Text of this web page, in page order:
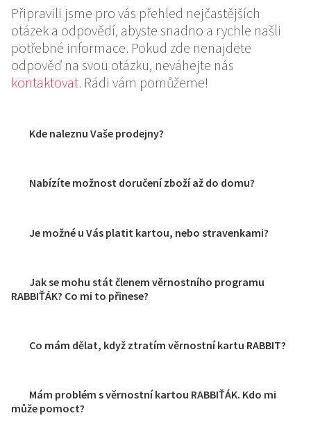
Připravili jsme pro vás přehled nejčastějších
otázek a odpovědí, abyste snadno a rychle našli
potřebné informace. Pokud zde nenajdete
odpověď na svou otázku, neváhejte nás
kontaktovat. Rádi vám pomůžeme!
Kde naleznu Vaše prodejny?
Nabízíte možnost doručení zboží až do domu?
Je možné u Vás platit kartou, nebo stravenkami?
Jak se mohu stát členem věrnostního programu
RABBIŤÁK? Co mi to přinese?
Co mám dělat, když ztratím věrnostní kartu RABBIT?
Mám problém s věrnostní kartou RABBIŤÁK. Kdo mi
může pomoct?